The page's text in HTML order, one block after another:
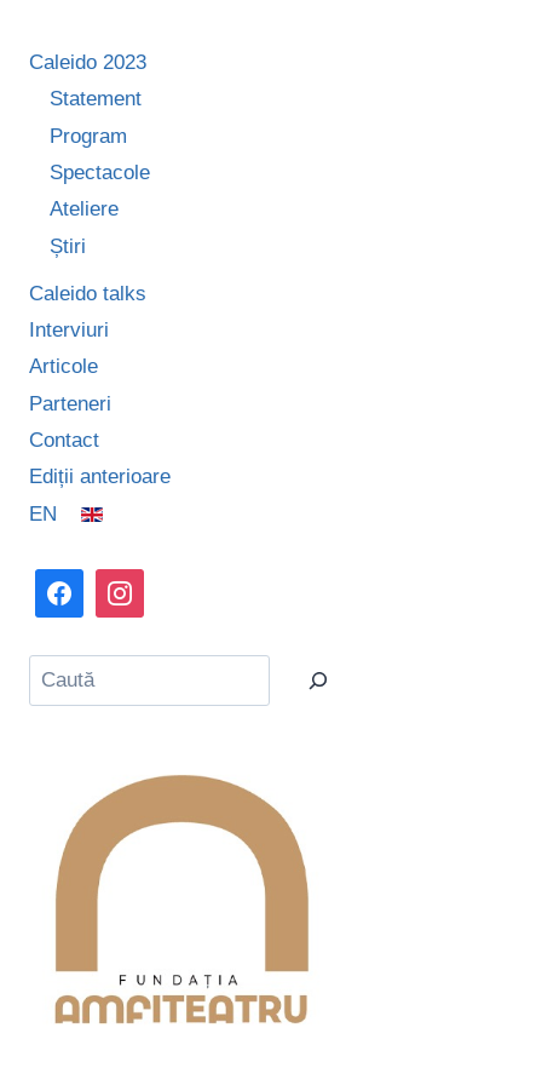
Caleido 2023
Statement
Program
Spectacole
Ateliere
Știri
Caleido talks
Interviuri
Articole
Parteneri
Contact
Ediții anterioare
EN
Caută